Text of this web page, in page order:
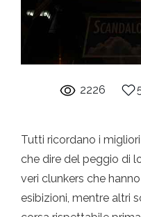
2226
Tutti ricordano i
che dire del peggio di
veri clunkers che
esibizioni, mentre altri